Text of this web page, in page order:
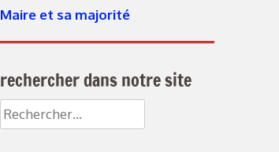
Maire et sa majorité
rechercher dans notre site
Rechercher :